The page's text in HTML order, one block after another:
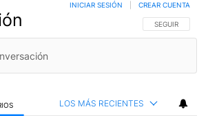
SIGA ESTA
SEGUIR
INICIAR SESIÓN CREAR CUENTA
LOS MÁS RECIENTES